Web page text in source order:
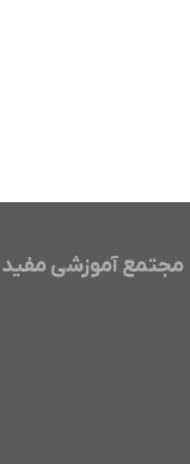
مجتمع آموزشی مفید